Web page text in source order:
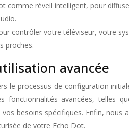
comme réveil intelligent, pour
contrôler votre téléviseur, votre
proches.
avancée
le processus de configuration
fonctionnalités avancées, telles
vos besoins spécifiques. Enfin,
de votre Echo Dot.